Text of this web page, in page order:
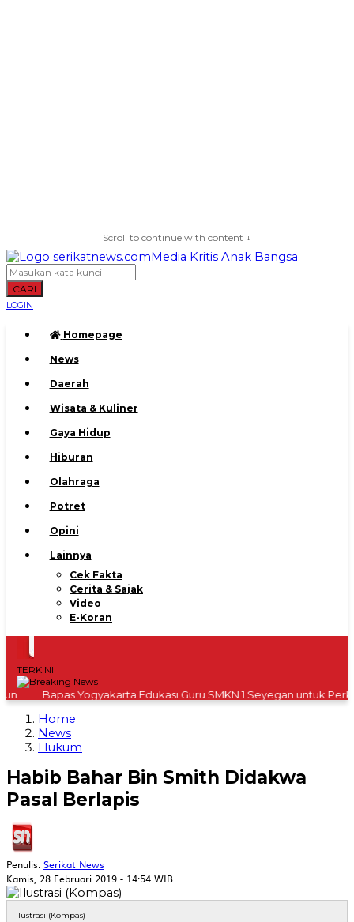
Scroll to continue with content ↓
CARI
LOGIN
Homepage
News
Daerah
Wisata & Kuliner
Gaya Hidup
Hiburan
Olahraga
Potret
Opini
Lainnya
Cek Fakta
Cerita & Sajak
Video
E-Koran
TERKINI
Bapas Yogyakarta Edukasi Guru SMKN 1 Seyegan untuk Perkuat
Home
News
Hukum
Habib Bahar Bin Smith Didakwa
Pasal Berlapis
Penulis: Serikat News
Kamis, 28 Februari 2019 - 14:54 WIB
Ilustrasi (Kompas)